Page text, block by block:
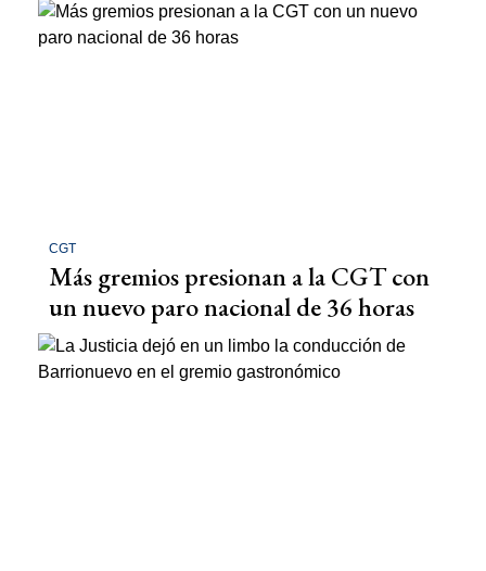
CGT
Más gremios presionan a la CGT con
un nuevo paro nacional de 36 horas